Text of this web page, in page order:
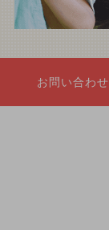
お問い合わせ